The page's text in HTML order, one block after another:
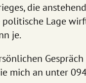
die
Lage
je.
mich an unter